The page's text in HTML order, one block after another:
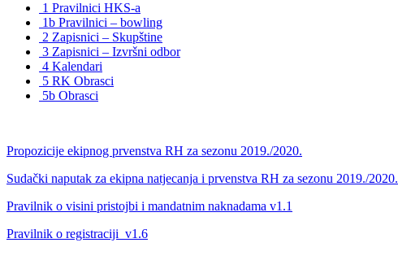
1 Pravilnici HKS-a
1b Pravilnici – bowling
2 Zapisnici – Skupštine
3 Zapisnici – Izvršni odbor
4 Kalendari
5 RK Obrasci
5b Obrasci
Propozicije ekipnog prvenstva RH za sezonu 2019./2020.
Sudački naputak za ekipna natjecanja i prvenstva RH za sezonu 2019./2020.
Pravilnik o visini pristojbi i mandatnim naknadama v1.1
Pravilnik o registraciji_v1.6